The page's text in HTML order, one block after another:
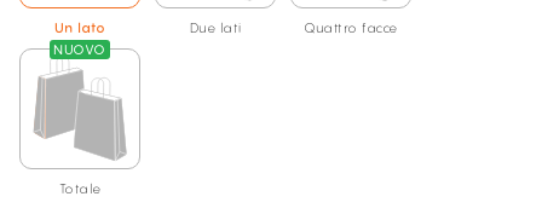
Un lato Due lati
Quattro facce
NUOVO
Totale